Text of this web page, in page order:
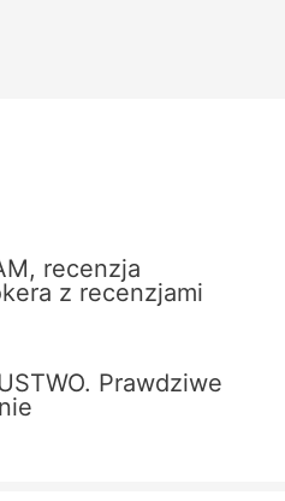
recenzja
z recenzjami
Prawdziwe